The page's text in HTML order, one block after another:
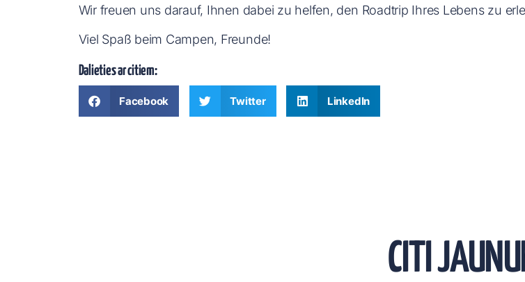
Wir freuen uns darauf, Ihnen dabei zu helfen, den Roadtrip Ihres Lebens zu
Viel Spaß beim Campen, Freunde!
Dalieties ar citiem:
Facebook Twitter LinkedIn
CITI